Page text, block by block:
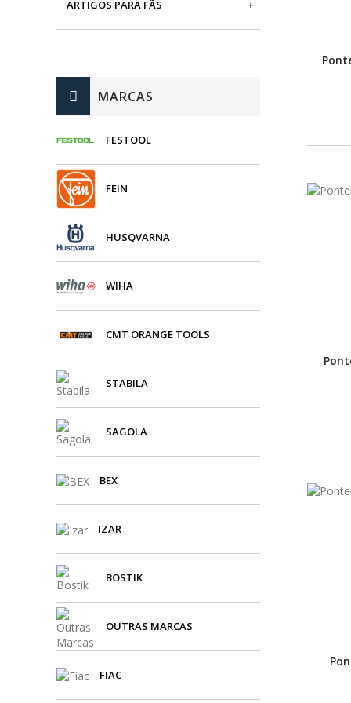
ARTIGOS PARA FÃS
MÁQUINAS DE BRINCAR
MARCAS
FESTOOL
FEIN
HUSQVARNA
WIHA
CMT ORANGE TOOLS
STABILA
SAGOLA
BEX
IZAR
BOSTIK
OUTRAS MARCAS
FIAC